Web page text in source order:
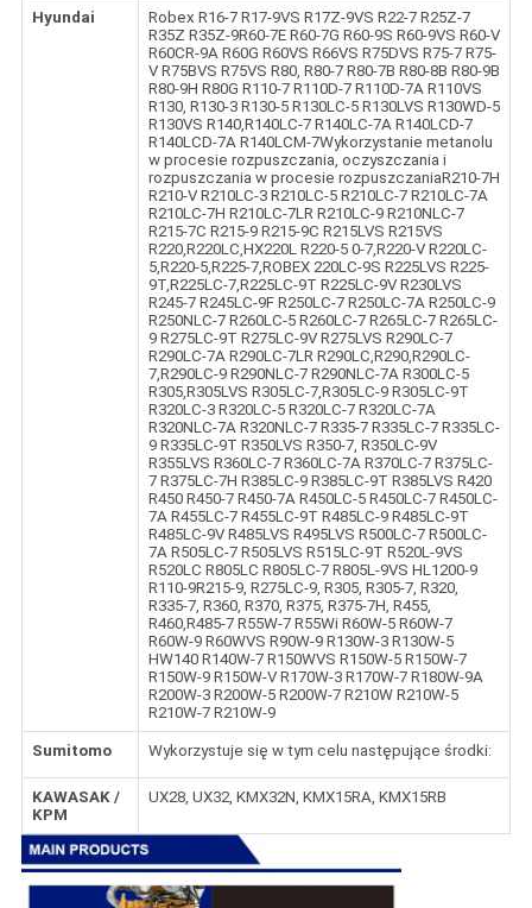
Hyundai
Robex R16-7 R17-9VS R17Z-9VS R22-7 R25Z-7
R35Z R35Z-9R60-7E R60-7G R60-9S R60-9VS R60-V
R60CR-9A R60G R60VS R66VS R75DVS R75-7 R75-
V R75BVS R75VS R80, R80-7 R80-7B R80-8B R80-9B
R80-9H R80G R110-7 R110D-7 R110D-7A R110VS
R130, R130-3 R130-5 R130LC-5 R130LVS R130WD-5
R130VS R140,R140LC-7 R140LC-7A R140LCD-7
R140LCD-7A R140LCM-7Wykorzystanie metanolu
w procesie rozpuszczania, oczyszczania i
rozpuszczania w procesie rozpuszczaniaR210-7H
R210-V R210LC-3 R210LC-5 R210LC-7 R210LC-7A
R210LC-7H R210LC-7LR R210LC-9 R210NLC-7
R215-7C R215-9 R215-9C R215LVS R215VS
R220,R220LC,HX220L R220-5 0-7,R220-V R220LC-
5,R220-5,R225-7,ROBEX 220LC-9S R225LVS R225-
9T,R225LC-7,R225LC-9T R225LC-9V R230LVS
R245-7 R245LC-9F R250LC-7 R250LC-7A R250LC-9
R250NLC-7 R260LC-5 R260LC-7 R265LC-7 R265LC-
9 R275LC-9T R275LC-9V R275LVS R290LC-7
R290LC-7A R290LC-7LR R290LC,R290,R290LC-
7,R290LC-9 R290NLC-7 R290NLC-7A R300LC-5
R305,R305LVS R305LC-7,R305LC-9 R305LC-9T
R320LC-3 R320LC-5 R320LC-7 R320LC-7A
R320NLC-7A R320NLC-7 R335-7 R335LC-7 R335LC-
9 R335LC-9T R350LVS R350-7, R350LC-9V
R355LVS R360LC-7 R360LC-7A R370LC-7 R375LC-
7 R375LC-7H R385LC-9 R385LC-9T R385LVS R420
R450 R450-7 R450-7A R450LC-5 R450LC-7 R450LC-
7A R455LC-7 R455LC-9T R485LC-9 R485LC-9T
R485LC-9V R485LVS R495LVS R500LC-7 R500LC-
7A R505LC-7 R505LVS R515LC-9T R520L-9VS
R520LC R805LC R805LC-7 R805L-9VS HL1200-9
R110-9R215-9, R275LC-9, R305, R305-7, R320,
R335-7, R360, R370, R375, R375-7H, R455,
R460,R485-7 R55W-7 R55Wi R60W-5 R60W-7
R60W-9 R60WVS R90W-9 R130W-3 R130W-5
HW140 R140W-7 R150WVS R150W-5 R150W-7
R150W-9 R150W-V R170W-3 R170W-7 R180W-9A
R200W-3 R200W-5 R200W-7 R210W R210W-5
R210W-7 R210W-9
Sumitomo Wykorzystuje się w tym celu następujące środki:
KAWASAK /
KPM
UX28, UX32, KMX32N, KMX15RA, KMX15RB